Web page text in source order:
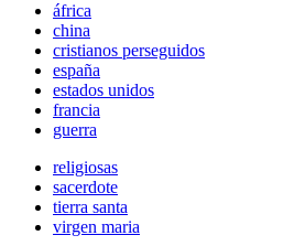
áfrica
china
cristianos perseguidos
españa
estados unidos
francia
guerra
religiosas
sacerdote
tierra santa
virgen maria